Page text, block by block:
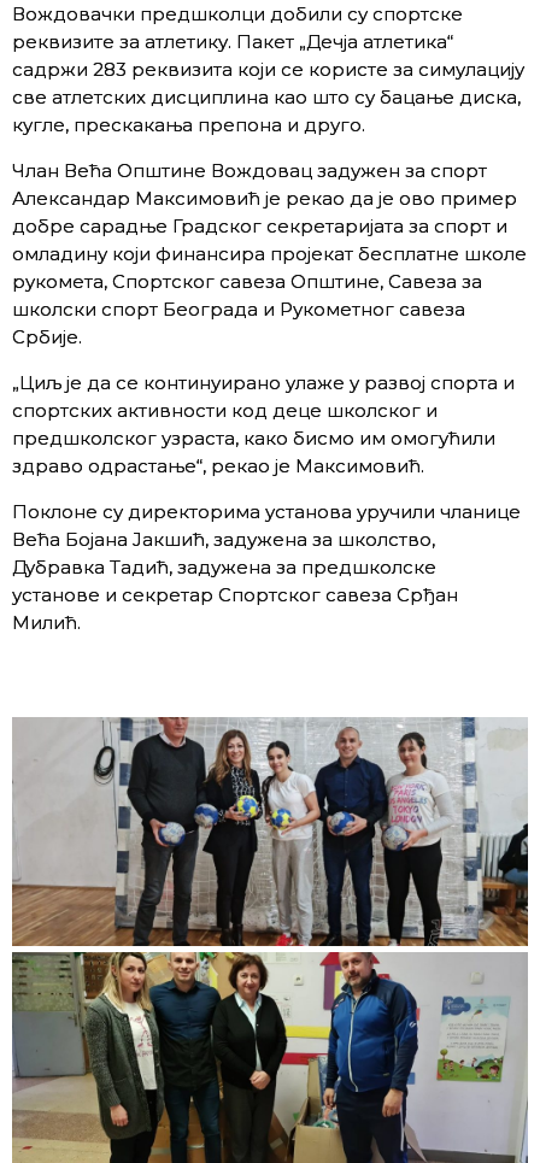
Вождовачки предшколци добили су спортске
реквизите за атлетику. Пакет „Дечја атлетика“
садржи 283 реквизита који се користе за симулацију
све атлетских дисциплина као што су бацање диска,
кугле, прескакања препона и друго.
Члан Већа Општине Вождовац задужен за спорт
Александар Максимовић је рекао да је ово пример
добре сарадње Градског секретаријата за спорт и
омладину који финансира пројекат бесплатне школе
рукомета, Спортског савеза Општине, Савеза за
школски спорт Београда и Рукометног савеза
Србије.
„Циљ је да се континуирано улаже у развој спорта и
спортских активности код деце школског и
предшколског узраста, како бисмо им омогућили
здраво одрастање“, рекао је Максимовић.
Поклоне су директорима установа уручили чланицe
Већа Бојана Јакшић, задужена за школство,
Дубравка Тадић, задужена за предшколске
установе и секретар Спортског савеза Срђан
Милић.